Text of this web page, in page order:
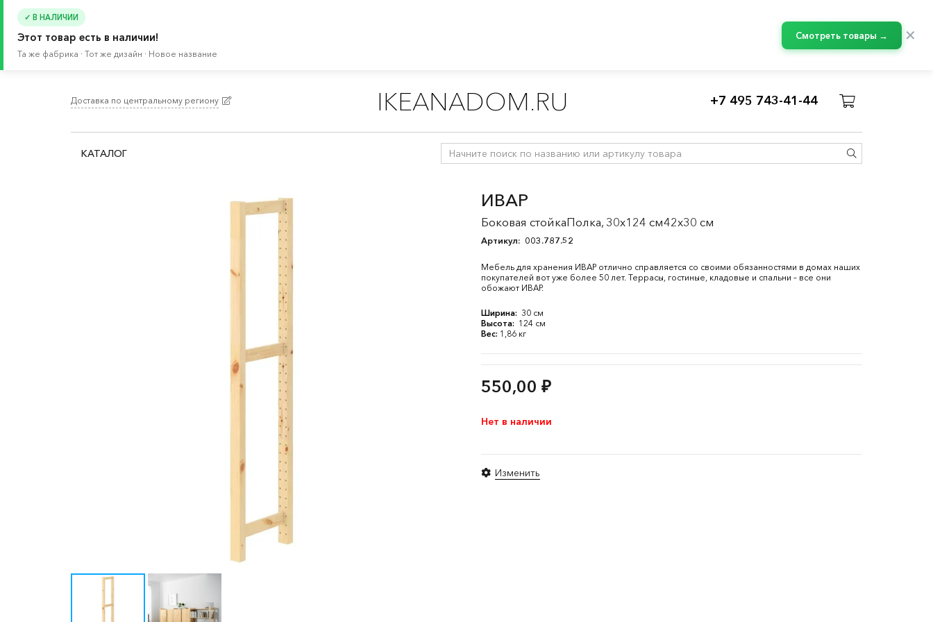
✓ В НАЛИЧИИ
Этот товар есть в наличии!
Та же фабрика · Тот же дизайн · Новое название
Смотреть товары → ✕
Доставка по центральному региону IKEANADOM.RU +7 495 743-41-44
КАТАЛОГ
ИВАР
Боковая стойкаПолка, 30x124 см42x30 см
Артикул: 003.787.52
Мебель для хранения ИВАР отлично справляется со своими обязанностями в домах наших
покупателей вот уже более 50 лет. Террасы, гостиные, кладовые и спальни – все они
обожают ИВАР.
Ширина: 30 см
Высота: 124 см
Вес: 1,86 кг
550,00 ₽
Нет в наличии
Изменить